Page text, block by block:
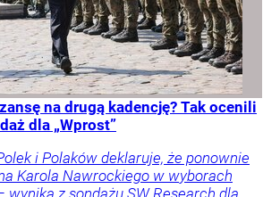
na drugą kadencję? Tak ocenili
dla „Wprost”
i Polaków deklaruje, że ponownie
Karola Nawrockiego w wyborach